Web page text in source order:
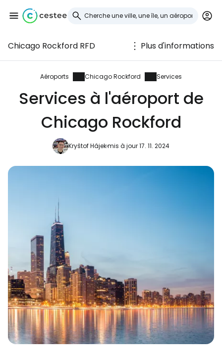
Chicago Rockford RFD Plus d'informations
Aéroports Chicago Rockford Services
Services à l'aéroport de
Chicago Rockford
Kryštof Hájekmis à jour 17. 11. 2024
Se connecter à
Cestee
... la communauté mondiale des voyageurs
Continuer avec Google